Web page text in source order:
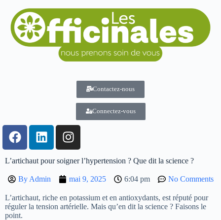
Contactez-nous
Connectez-vous
L’artichaut pour soigner l’hypertension ? Que dit la science ?
ByAdmin mai 9, 2025 6:04 pm No Comments
L’artichaut, riche en potassium et en antioxydants, est réputé pour
réguler la tension artérielle. Mais qu’en dit la science ? Faisons le
point.